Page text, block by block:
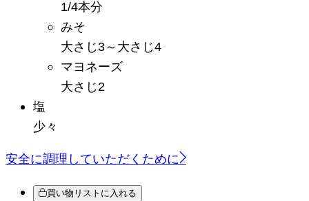
1/4本分
みそ
大さじ3～大さじ4
マヨネーズ
大さじ2
塩
少々
安全に調理していただくために
買い物リストに入れる